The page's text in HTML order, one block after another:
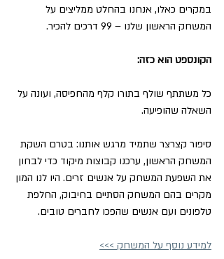
במקרים כאלו, אנחנו בהחלט ממליצים על
המשחק הראשון שלנו – 99 דרכים להכיר.
הקונספט הוא כזה:
כל משתתף שולף בתורו קלף מהחפיסה, ועונה על
השאלה שהופיעה.
סיפור קצרצר שתמיד מרגש אותנו: בטרם השקת
המשחק הראשון, ערכנו קבוצות מיקוד כדי לבחון
את השפעת המשחק על אנשים זרים. היו לנו המון
מקרים בהם המשחק הסתיים בחיבוק, החלפת
טלפונים ועם אנשים שהפכו לחברים טובים.
למידע נוסף על המשחק >>>